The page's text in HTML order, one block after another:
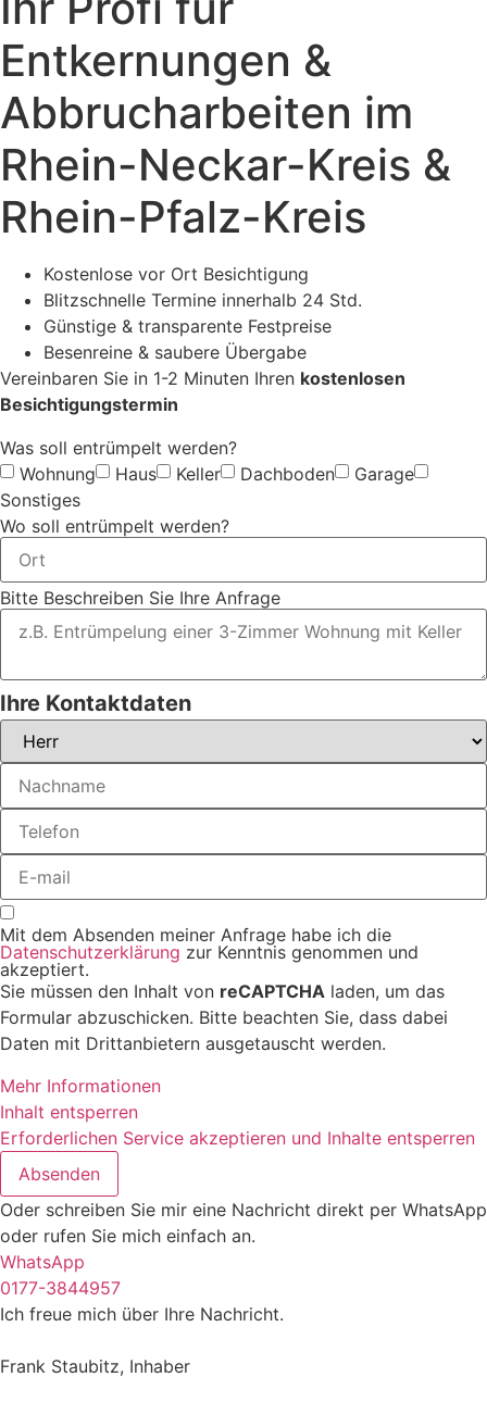
Entkernungen &
Abbrucharbeiten im
Rhein-Neckar-Kreis &
Rhein-Pfalz-Kreis
Kostenlose vor Ort Besichtigung
Blitzschnelle Termine innerhalb 24 Std.
Günstige & transparente Festpreise
Besenreine & saubere Übergabe
Vereinbaren Sie in 1-2 Minuten Ihren kostenlosen
Besichtigungstermin
Was soll entrümpelt werden?
Wohnung
Haus Keller Dachboden
Garage
Sonstiges
Wo soll entrümpelt werden?
Bitte Beschreiben Sie Ihre Anfrage
Ihre Kontaktdaten
Mit dem Absenden meiner Anfrage habe ich die
Datenschutzerklärung zur Kenntnis genommen und
akzeptiert.
Sie müssen den Inhalt von reCAPTCHA laden, um das
Formular abzuschicken. Bitte beachten Sie, dass dabei
Daten mit Drittanbietern ausgetauscht werden.
Mehr Informationen
Inhalt entsperren
Erforderlichen Service akzeptieren und Inhalte entsperren
Absenden
Oder schreiben Sie mir eine Nachricht direkt per WhatsApp
oder rufen Sie mich einfach an.
WhatsApp
0177-3844957
Ich freue mich über Ihre Nachricht.
Frank Staubitz, Inhaber